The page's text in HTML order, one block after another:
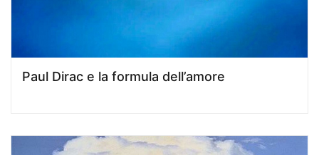
Paul Dirac e la formula dell’amore